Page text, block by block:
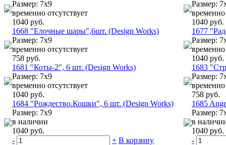
Размер: 7х9
временно отсутствует
1040 руб.
Размер:
временно
1040 руб.
1668 "Елочные шары",6шт. (Design Works)
Размер: 7х9
временно отсутствует
758 руб.
1677
Размер:
временно
1040 руб.
1681 "Коты-2", 6 шт. (Design Works)
Размер: 7х9
временно отсутствует
1040 руб.
1683
Размер:
временно
758 руб.
1684 "Рождество.Кошки", 6 шт. (Design Works)
Размер: 7х9
в наличии
1040 руб.
-
+ В корзину
1685
Размер:
в
1040 руб.
-